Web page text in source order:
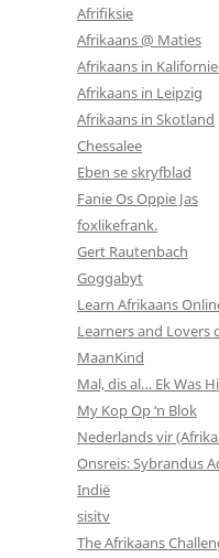
Afrifiksie
Afrikaans @ Maties
Afrikaans in
Afrikaans in Leipzig
Afrikaans in Skotland
Chessalee
Eben se skryfblad
Fanie Os Oppie Jas
foxlikefrank.
Gert Rautenbach
Goggabyt
Learn Afrikaans
Learners and Lovers
MaanKind
Mal, dis al… Ek Was
My Kop Op ‘n Blok
Nederlands vir
Onsreis: Sybrandus
Indië
sisitv
The Afrikaans